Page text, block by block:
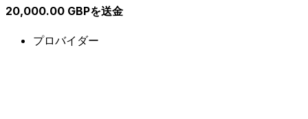
20,000.00 GBPを送金
プロバイダー